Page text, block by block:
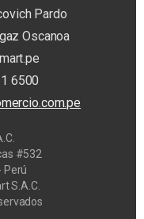
Pardo
Oscanoa
6500
#532
Perú
S.A.C.